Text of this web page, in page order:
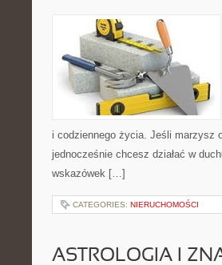
i codziennego życia. Jeśli marzysz
jednocześnie chcesz działać w
wskazówek […]
CATEGORIES: NIERUCHOMOŚCI
ASTROLOGIA I